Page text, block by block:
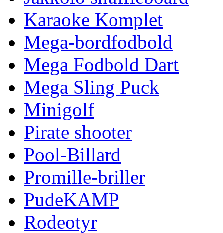
Karaoke Komplet
Mega-bordfodbold
Mega Fodbold Dart
Mega Sling Puck
Minigolf
Pirate shooter
Pool-Billard
Promille-briller
PudeKAMP
Rodeotyr